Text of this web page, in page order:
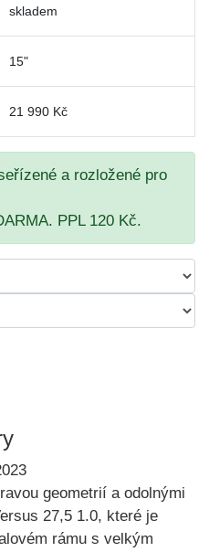
skladem
15"
21 990 Kč
a rozložené pro
PPL 120 Kč.
geometrií a odolnými
27,5 1.0, které je
rámu s velkým